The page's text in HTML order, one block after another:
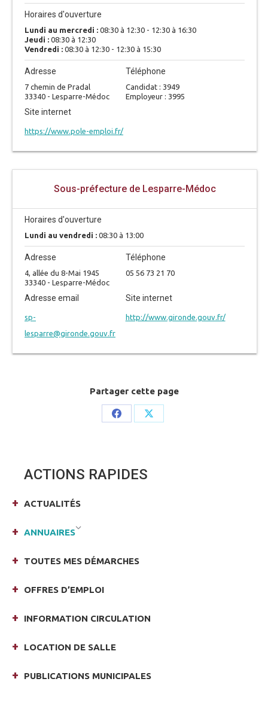
Horaires d'ouverture
Lundi au mercredi : 08:30 à 12:30 - 12:30 à 16:30
Jeudi : 08:30 à 12:30
Vendredi : 08:30 à 12:30 - 12:30 à 15:30
Adresse
7 chemin de Pradal
33340 - Lesparre-Médoc
Téléphone
Candidat : 3949
Employeur : 3995
Site internet
https://www.pole-emploi.fr/
Sous-préfecture de Lesparre-Médoc
Horaires d'ouverture
Lundi au vendredi : 08:30 à 13:00
Adresse
4, allée du 8-Mai 1945
33340 - Lesparre-Médoc
Téléphone
05 56 73 21 70
Adresse email
sp-
lesparre@gironde.gouv.fr
Site internet
http://www.gironde.gouv.fr/
Partager cette page
Share
Share
ACTIONS RAPIDES
ACTUALITÉS
ANNUAIRES
TOUTES MES DÉMARCHES
OFFRES D’EMPLOI
INFORMATION CIRCULATION
LOCATION DE SALLE
PUBLICATIONS MUNICIPALES